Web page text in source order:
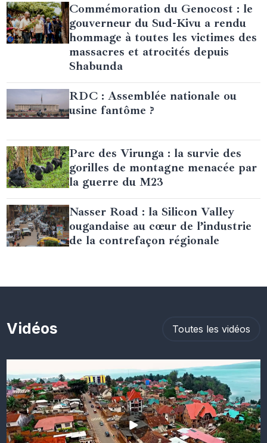
Commémoration du Genocost : le
gouverneur du Sud-Kivu a rendu
hommage à toutes les victimes des
massacres et atrocités depuis
Shabunda
RDC : Assemblée nationale ou
usine fantôme ?
Parc des Virunga : la survie des
gorilles de montagne menacée par
la guerre du M23
Nasser Road : la Silicon Valley
ougandaise au cœur de l’industrie
de la contrefaçon régionale
Vidéos Toutes les vidéos